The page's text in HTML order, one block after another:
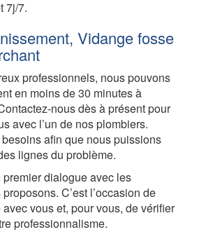
7j/7.
Vidange fosse
professionnels, nous pouvons
en moins de 30 minutes à
nous dès à présent pour
avec l’un de nos plombiers.
afin que nous puissions
lignes du problème.
dialogue avec les
C’est l’occasion de
vous et, pour vous, de vérifier
professionnalisme.